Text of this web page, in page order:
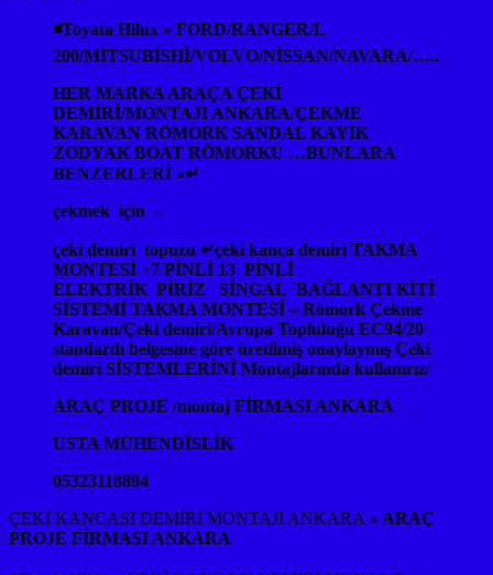
◾Toyata Hilux » FORD/RANGER/L
200/MİTSUBİSHİ/VOLVO/NİSSAN/NAVARA/…..
HER MARKA ARAÇA ÇEKİ
DEMİRİ/MONTAJI ANKARA/ÇEKME
KARAVAN RÖMORK SANDAL KAYIK
ZODYAK BOAT RÖMORKU …BUNLARA
BENZERLERİ »↵
çekmek için ⇔
çeki demiri topuzu ↵çeki kanca demiri TAKMA
MONTESİ +7 PİNLİ 13 PİNLİ
ELEKTRİK PİRİZ SİNGAL BAĞLANTI KİTİ
SİSTEMİ TAKMA MONTESİ⇔Römork Çekme
Karavan/Çeki demiri/Avrupa Topluluğu EC94/20
standardı belgesine göre üretilmiş onaylaymış Çeki
demiri SİSTEMLERİNİ Montajlarında kullanırız/
ARAÇ PROJE /montaj FİRMASI ANKARA
USTA MÜHENDİSLİK
05323118894
ÇEKİ KANCASI DEMİRİ MONTAJI ANKARA » ARAÇ
PROJE FİRMASI ANKARA